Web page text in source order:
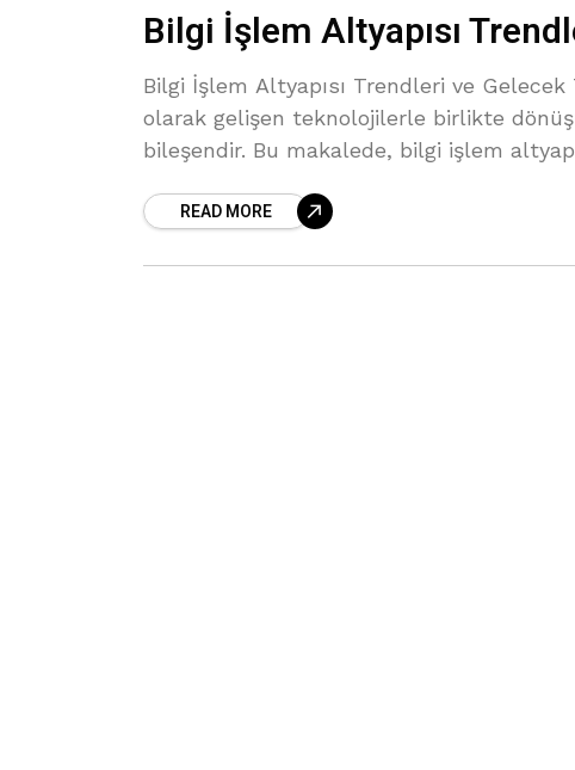
Bilgi İşlem Altyapısı
Bilgi İşlem Altyapısı Trendleri ve
olarak gelişen teknolojilerle birlikte
bileşendir. Bu makalede, bilgi işlem
READ MORE